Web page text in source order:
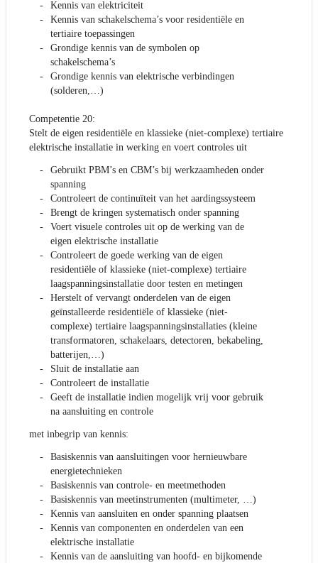
Kennis van elektriciteit
Kennis van schakelschema’s voor residentiële en
tertiaire toepassingen
Grondige kennis van de symbolen op
schakelschema’s
Grondige kennis van elektrische verbindingen
(solderen,…)
Competentie 20:
Stelt de eigen residentiële en klassieke (niet-complexe) tertiaire
elektrische installatie in werking en voert controles uit
Gebruikt PBM’s en CBM’s bij werkzaamheden onder
spanning
Controleert de continuïteit van het aardingssysteem
Brengt de kringen systematisch onder spanning
Voert visuele controles uit op de werking van de
eigen elektrische installatie
Controleert de goede werking van de eigen
residentiële of klassieke (niet-complexe) tertiaire
laagspanningsinstallatie door testen en metingen
Herstelt of vervangt onderdelen van de eigen
geïnstalleerde residentiële of klassieke (niet-
complexe) tertiaire laagspanningsinstallaties (kleine
transformatoren, schakelaars, detectoren, bekabeling,
batterijen,…)
Sluit de installatie aan
Controleert de installatie
Geeft de installatie indien mogelijk vrij voor gebruik
na aansluiting en controle
met inbegrip van kennis:
Basiskennis van aansluitingen voor hernieuwbare
energietechnieken
Basiskennis van controle- en meetmethoden
Basiskennis van meetinstrumenten (multimeter, …)
Kennis van aansluiten en onder spanning plaatsen
Kennis van componenten en onderdelen van een
elektrische installatie
Kennis van de aansluiting van hoofd- en bijkomende